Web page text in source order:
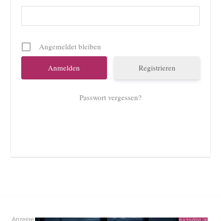
Angemeldet bleiben
Registrieren
Passwort vergessen?